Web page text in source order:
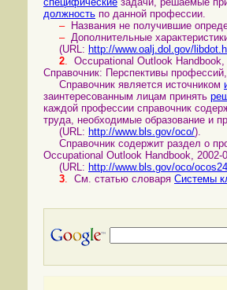
должность по данной профессии.
– Названия не получившие
– Дополнительные
(URL: http://www.oalj.dol.gov/
2. Occupational Outlook
Справочник: Перспективы
Справочник является источником
заинтересованным лицам принять
каждой профессии справочник
труда, необходимые образование и
(URL: http://www.bls.gov/oco/).
Справочник содержит раздел о
Occupational Outlook Handbook, 2002-
(URL: http://www.bls.gov/oco/
3. См. статью словаря Системы